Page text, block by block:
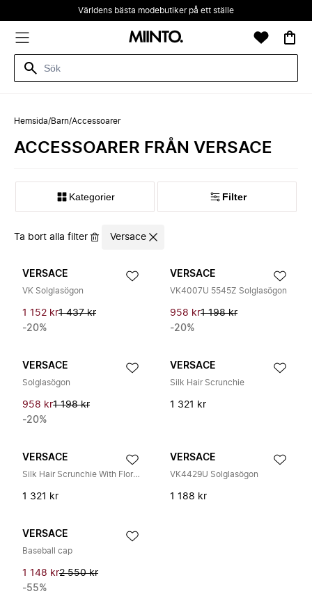
Världens bästa modebutiker på ett ställe
Hemsida/Barn/Accessoarer
ACCESSOARER FRÅN VERSACE
Kategorier Filter
Ta bort alla filter Versace
VERSACE
VK Solglasögon
1 152 kr1 437 kr
-20%
VERSACE
VK4007U 5545Z Solglasögon
958 kr1 198 kr
-20%
VERSACE
Solglasögon
958 kr1 198 kr
-20%
VERSACE
Silk Hair Scrunchie
1 321 kr
VERSACE
Silk Hair Scrunchie With Floral Motif
1 321 kr
VERSACE
VK4429U Solglasögon
1 188 kr
VERSACE
Baseball cap
1 148 kr2 550 kr
-55%